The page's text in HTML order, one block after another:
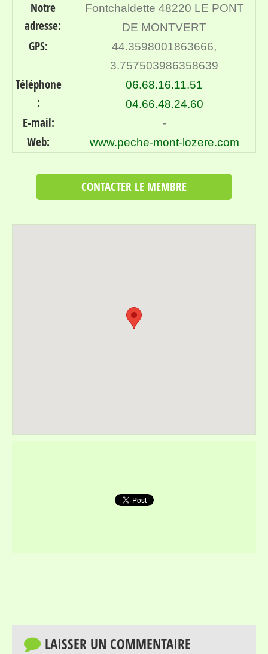
Notre
adresse:
Fontchaldette 48220 LE PONT
DE MONTVERT
GPS:
44.3598001863666,
3.757503986358639
Téléphone
:
06.68.16.11.51
04.66.48.24.60
E-mail: -
Web: www.peche-mont-lozere.com
CONTACTER LE MEMBRE
LAISSER UN COMMENTAIRE